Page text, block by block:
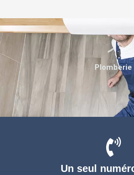
Un seul
Plomberie